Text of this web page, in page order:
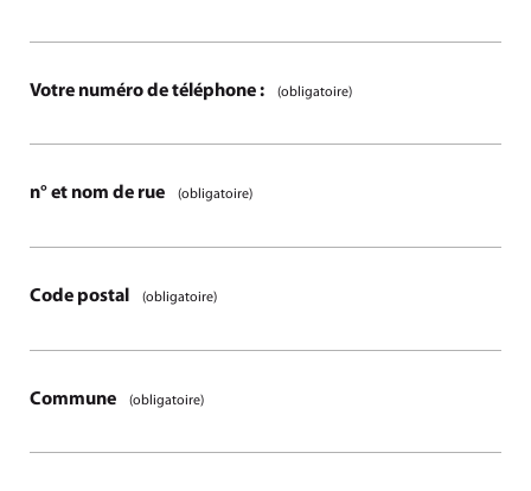
Votre numéro de téléphone : (obligatoire)
n° et nom de rue (obligatoire)
Code postal (obligatoire)
Commune (obligatoire)